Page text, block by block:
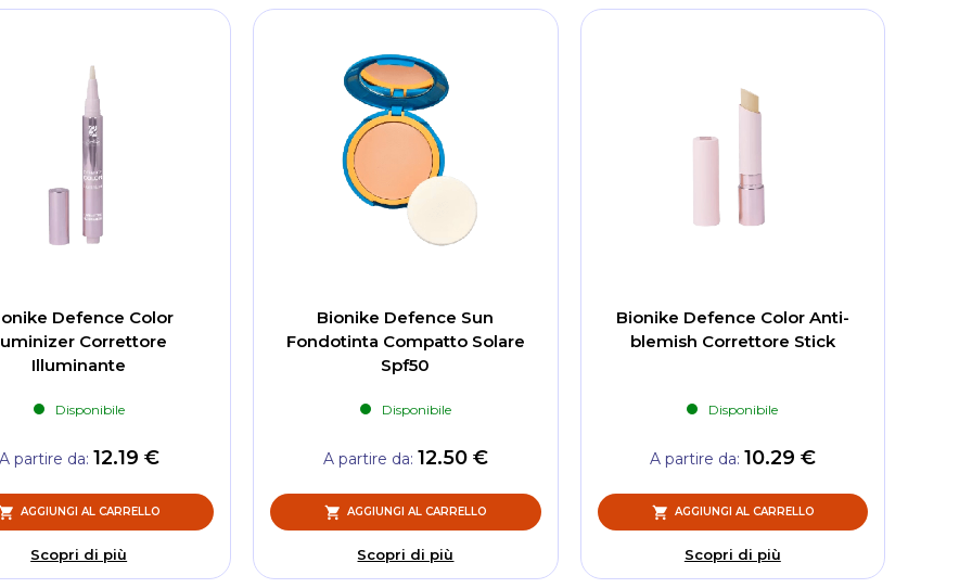
Defence Color
Correttore
Illuminante
Disponibile
partire da 12.19 €
AGGIUNGI AL CARRELLO
Scopri di più
Bionike Defence Sun
Fondotinta Compatto Solare
Spf50
Disponibile
A partire da 12.50 €
AGGIUNGI AL CARRELLO
Scopri di più
Bionike Defence Color Anti-
blemish Correttore Stick
Disponibile
A partire da 10.29 €
AGGIUNGI AL CARRELLO
Scopri di più